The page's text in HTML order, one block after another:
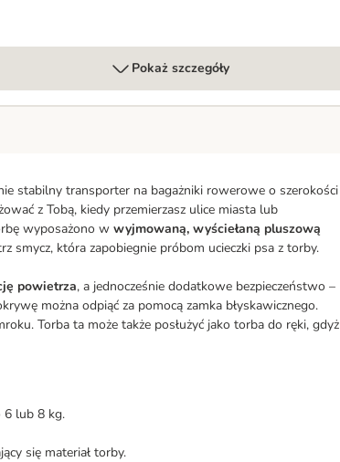
Pokaż szczegóły
stabilny transporter na bagażniki rowerowe o szerokości
z Tobą, kiedy przemierzasz ulice miasta lub
wyposażono w wyjmowaną, wyściełaną pluszową
smycz, która zapobiegnie próbom ucieczki psa z torby.
powietrza, a jednocześnie dodatkowe bezpieczeństwo –
można odpiąć za pomocą zamka błyskawicznego.
Torba ta może także posłużyć jako torba do ręki, gdyż
6 lub 8 kg.
się materiał torby.